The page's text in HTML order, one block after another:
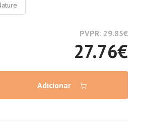
PVPR: 29.85€
27.76€
Adicionar